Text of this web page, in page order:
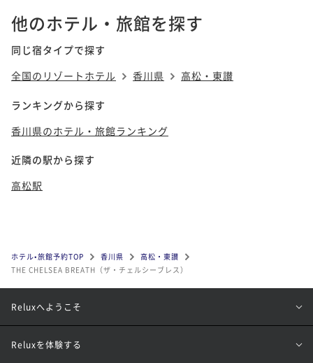
他のホテル・旅館を探す
同じ宿タイプで探す
全国のリゾートホテル
香川県 高松・東讃
ランキングから探す
香川県のホテル・旅館ランキング
近隣の駅から探す
高松駅
ホテル•旅館予約TOP 香川県
高松・東讃
THE CHELSEA BREATH（ザ・チェルシーブレス）
Reluxへようこそ
Reluxを体験する